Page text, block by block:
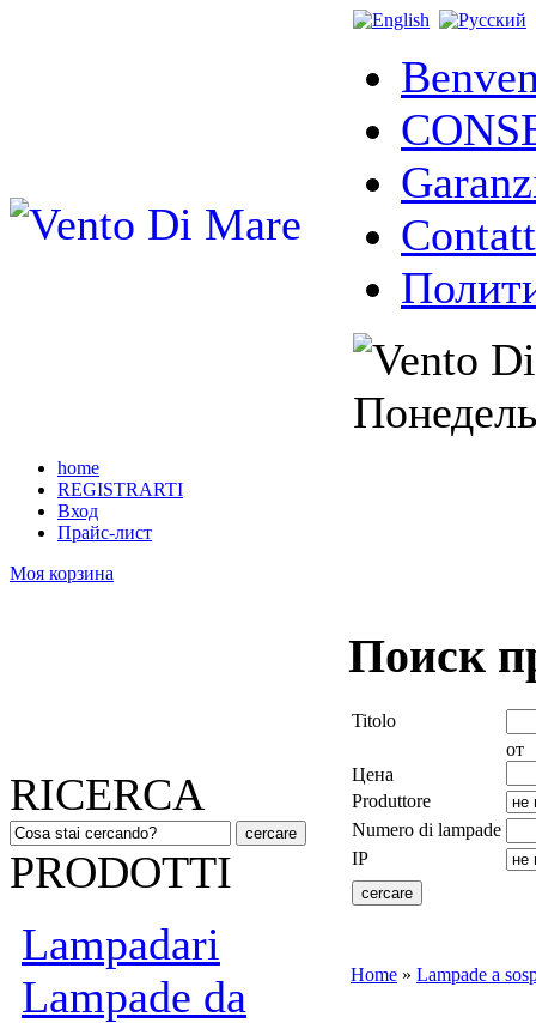
home
REGISTRARTI
Вход
Прайс-лист
Моя корзина
RICERCA
PRODOTTI
Lampadari
Lampade da
Поиск
Titolo
Цена
от
Produttore
Numero di lampade
IP
Home » Lampade a